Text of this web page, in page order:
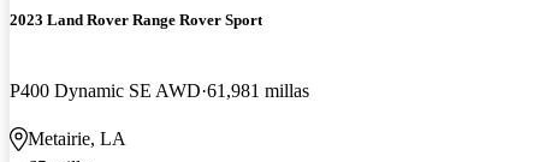
2023 Land Rover Range Rover Sport
P400 Dynamic SE AWD 61,981 millas
Metairie, LA